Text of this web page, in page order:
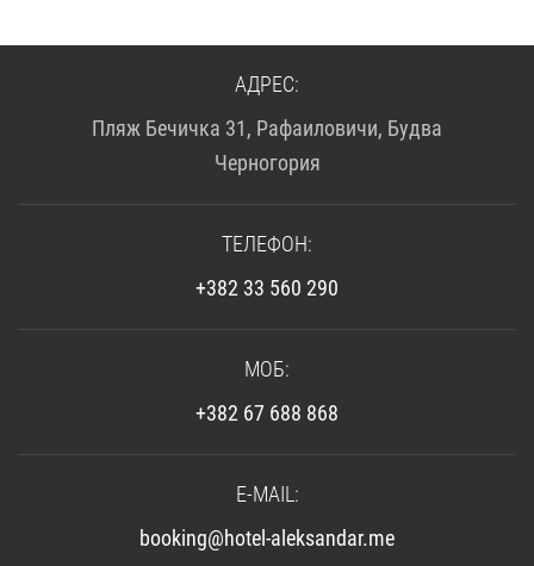
АДРЕС:
Пляж Бечичка 31, Рафаиловичи, Будва
Черногория
ТЕЛЕФОН:
+382 33 560 290
МОБ:
+382 67 688 868
E-MAIL:
booking@hotel-aleksandar.me